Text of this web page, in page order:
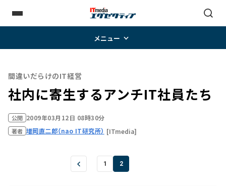
メニュー
間違いだらけのIT経営
社内に寄生するアンチIT社員たち
公開 2009年03月12日 08時30分
著者 増岡直二郎（nao IT研究所） [ITmedia]
1 2